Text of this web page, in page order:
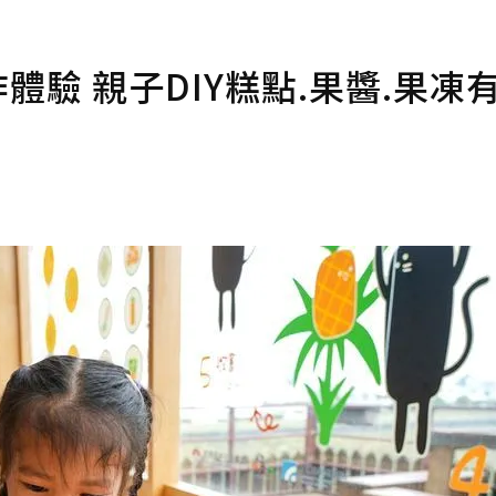
驗 親子DIY糕點.果醬.果凍